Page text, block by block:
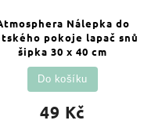
Nálepka do
pokoje lapač snů
šipka 30 x 40 cm
49 Kč
Do košíku